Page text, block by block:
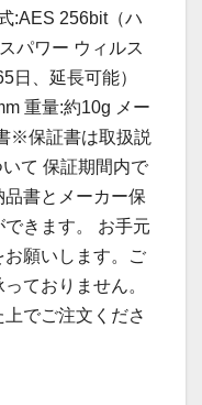
:AES 256bit（ハ
パワー ウィルス
日、延長可能）
重量:約10g メー
※保証書は取扱説
て 保証期間内で
書とメーカー保
きます。 お手元
願いします。ご
ておりません。
でご注文くださ